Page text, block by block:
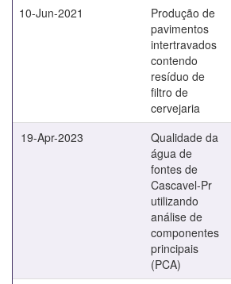
10-Jun-2021
Produção de
pavimentos
intertravados
contendo
resíduo de
filtro de
cervejaria
19-Apr-2023
Qualidade da
água de
fontes de
Cascavel-Pr
utilizando
análise de
componentes
principais
(PCA)